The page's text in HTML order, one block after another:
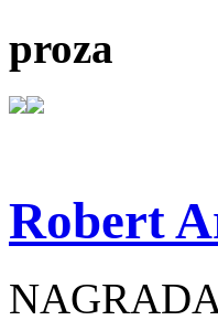
proza
Robert